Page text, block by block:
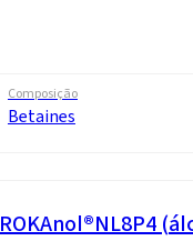
Composição
Betaines
ROKAnol®NL8P4